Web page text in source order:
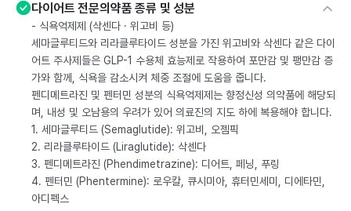
다이어트 전문의약품 종류 및 성분
- 식욕억제제 (삭센다 · 위고비 등)
세마글루티드와 리라클루타이드 성분을 가진 위고비와 삭센다 같은 다이
어트 주사제들은 GLP-1 수용체 효능제로 작용하여 포만감 및 팽만감 증
가와 함께, 식욕을 감소시켜 체중 조절에 도움을 줍니다.
펜디메트라진 및 펜터민 성분의 식욕억제제는 향정신성 의약품에 해당되
며, 내성 및 오남용의 우려가 있어 의료진의 지도 하에 복용해야 합니다.
1. 세마글루티드 (Semaglutide): 위고비, 오젬픽
2. 리라클루타이드 (Liraglutide): 삭센다
3. 펜디메트라진 (Phendimetrazine): 디어트, 페닝, 푸링
4. 펜터민 (Phentermine): 로우칼, 큐시미아, 휴터민세미, 디에타민,
아디펙스